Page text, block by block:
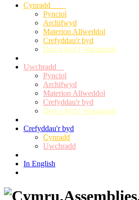
Cynradd
Pynciol
Archifwyd
Materion Allweddol
Crefyddau'r byd
Dod o hyd i Wasanaeth
Uwchradd
Pynciol
Archifwyd
Materion Allweddol
Crefyddau'r byd
Dod o hyd i Wasanaeth
Crefyddau'r byd
Cynradd
Uwchradd
In English